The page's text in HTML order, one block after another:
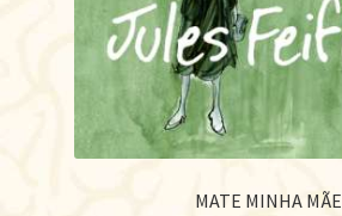
MATE MINHA MÃE